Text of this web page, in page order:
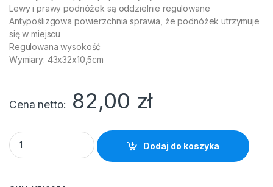
Lewy i prawy podnóżek są oddzielnie regulowane
Antypoślizgowa powierzchnia sprawia, że podnóżek utrzymuje
się w miejscu
Regulowana wysokość
Wymiary: 43x32x10,5cm
Cena netto 82,00 zł
Podnóżek Q-CONNECT, 430x320mm, z oddzielnymi
Dodaj do koszyka